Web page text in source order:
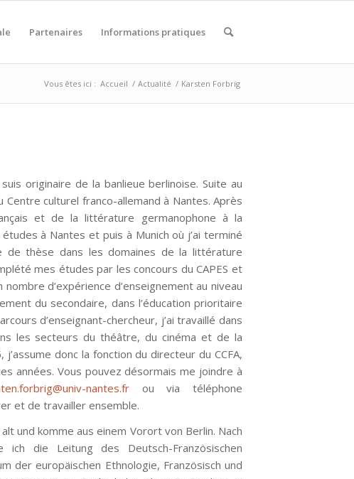
Partenaires Informations pratiques
Vous êtes ici : Accueil / Actualité / Karsten Forbrig
originaire de la banlieue berlinoise. Suite au
culturel franco-allemand à Nantes. Après
et de la littérature germanophone à la
à Nantes et puis à Munich où j’ai terminé
de thèse dans les domaines de la littérature
mes études par les concours du CAPES et
nombre d’expérience d’enseignement au niveau
du secondaire, dans l’éducation prioritaire
d’enseignant-chercheur, j’ai travaillé dans
les secteurs du théâtre, du cinéma et de la
donc la fonction du directeur du CCFA,
années. Vous pouvez désormais me joindre à
nantes.frou via téléphone
et de travailler ensemble.
und komme aus einem Vorort von Berlin. Nach
die Leitung des Deutsch-Französischen
der europäischen Ethnologie, Französisch und